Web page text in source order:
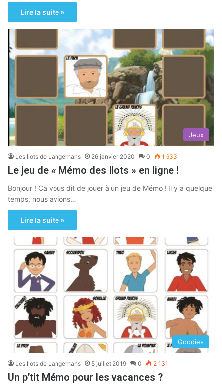
Lire la suite »
Jeux
Les Ilots de Langerhans 26 janvier 2020 0 1 633
Le jeu de « Mémo des Ilots » en ligne !
Bonjour ! Ca vous dit de jouer à un jeu de Mémo ! Il y a quelque
temps, nous avions…
Lire la suite »
Goodies
Les Ilots de Langerhans 5 juillet 2019 0 2 131
Un p’tit Mémo pour les vacances ?